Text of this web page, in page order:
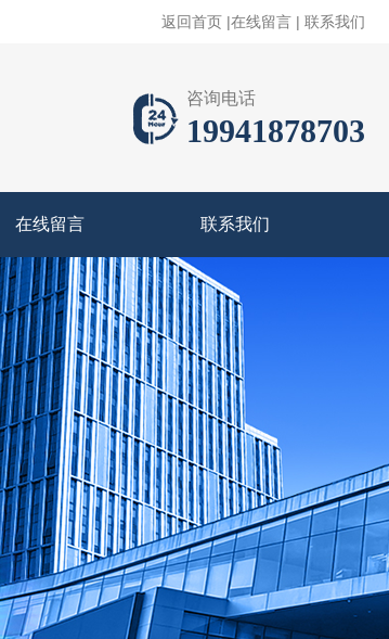
返回首页 |在线留言 | 联系我们
咨询电话
19941878703
在线留言 联系我们